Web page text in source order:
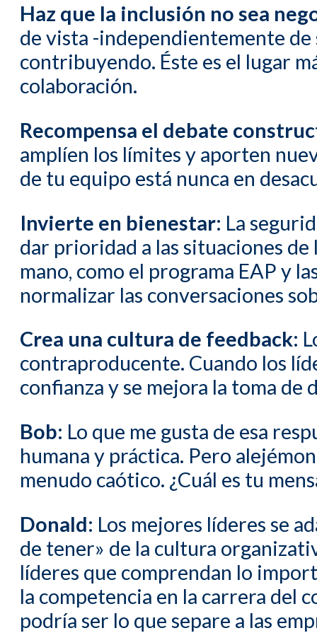
Haz que la inclusión no sea
de vista -independientemente
contribuyendo. Éste es el lugar
colaboración.
Recompensa el debate
amplíen los límites y aporten
de tu equipo está nunca en
Invierte en bienestar: La
dar prioridad a las situaciones de
mano, como el programa EAP y
normalizar las conversaciones
Crea una cultura de feedback:
contraproducente. Cuando los
confianza y se mejora la toma de
Bob: Lo que me gusta de esa
humana y práctica. Pero
menudo caótico. ¿Cuál es tu
Donald: Los mejores líderes se
de tener» de la cultura
líderes que comprendan lo
la competencia en la carrera del
podría ser lo que separe a las